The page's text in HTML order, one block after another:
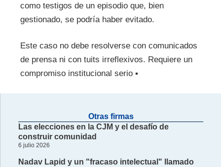
como testigos de un episodio que, bien
gestionado, se podría haber evitado.
Este caso no debe resolverse con comunicados
de prensa ni con tuits irreflexivos. Requiere un
compromiso institucional serio ▪
Otras firmas
Las elecciones en la CJM y el desafío de
construir comunidad
6 julio 2026
Nadav Lapid y un "fracaso intelectual" llamado